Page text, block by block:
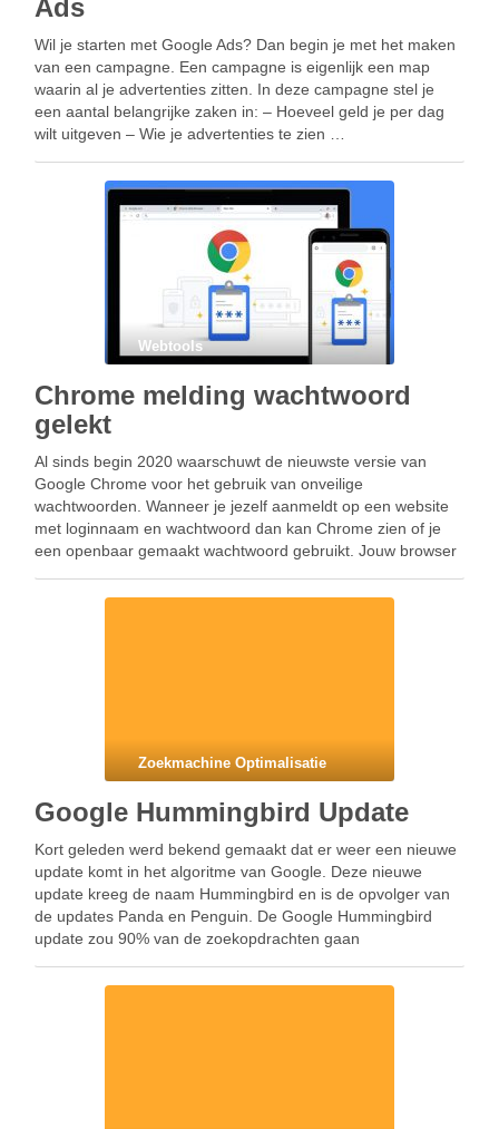
Ads
Wil je starten met Google Ads? Dan begin je met het maken
van een campagne. Een campagne is eigenlijk een map
waarin al je advertenties zitten. In deze campagne stel je
een aantal belangrijke zaken in: – Hoeveel geld je per dag
wilt uitgeven – Wie je advertenties te zien …
Webtools
Chrome melding wachtwoord
gelekt
Al sinds begin 2020 waarschuwt de nieuwste versie van
Google Chrome voor het gebruik van onveilige
wachtwoorden. Wanneer je jezelf aanmeldt op een website
met loginnaam en wachtwoord dan kan Chrome zien of je
een openbaar gemaakt wachtwoord gebruikt. Jouw browser
Zoekmachine Optimalisatie
Google Hummingbird Update
Kort geleden werd bekend gemaakt dat er weer een nieuwe
update komt in het algoritme van Google. Deze nieuwe
update kreeg de naam Hummingbird en is de opvolger van
de updates Panda en Penguin. De Google Hummingbird
update zou 90% van de zoekopdrachten gaan